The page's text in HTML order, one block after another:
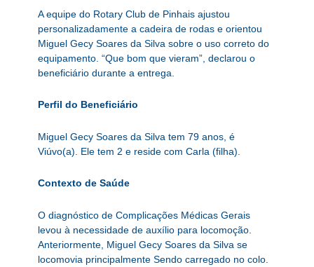
A equipe do Rotary Club de Pinhais ajustou
personalizadamente a cadeira de rodas e orientou
Miguel Gecy Soares da Silva sobre o uso correto do
equipamento. “Que bom que vieram”, declarou o
beneficiário durante a entrega.
Perfil do Beneficiário
Miguel Gecy Soares da Silva tem 79 anos, é
Viúvo(a). Ele tem 2 e reside com Carla (filha).
Contexto de Saúde
O diagnóstico de Complicações Médicas Gerais
levou à necessidade de auxílio para locomoção.
Anteriormente, Miguel Gecy Soares da Silva se
locomovia principalmente Sendo carregado no colo.